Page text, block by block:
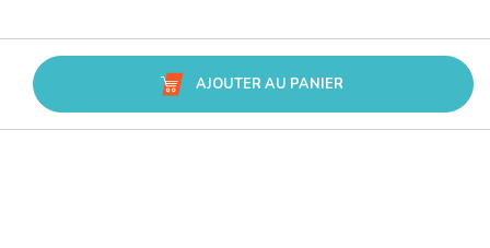
AJOUTER AU PANIER